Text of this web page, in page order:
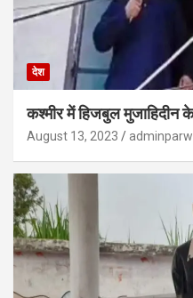
देश
कश्मीर में हिजबुल मुजाहिदीन
August 13, 2023